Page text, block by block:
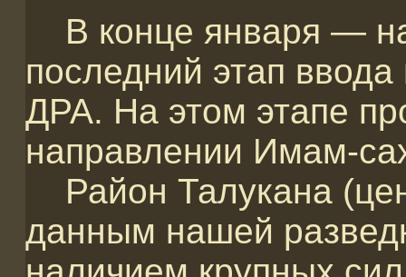
В конце января —
последний этап
ДРА. На этом этапе
направлении Имам-
Район Талукана
данным нашей